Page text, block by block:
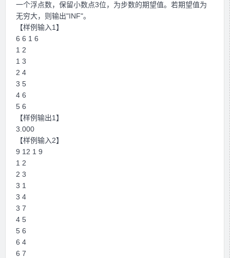
一个浮点数，保留小数点3位，为步数的期望值。若期望值为
无穷大，则输出"INF"。
【样例输入1】
6 6 1 6
1 2
1 3
2 4
3 5
4 6
5 6
【样例输出1】
3.000
【样例输入2】
9 12 1 9
1 2
2 3
3 1
3 4
3 7
4 5
5 6
6 4
6 7